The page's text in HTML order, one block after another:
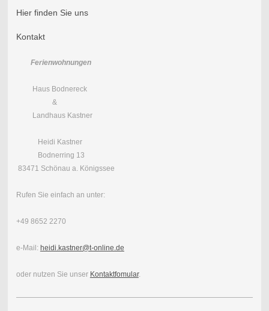
Hier finden Sie uns
Kontakt
Ferienwohnungen
Haus Bodnereck
&
Landhaus Kastner
Heidi Kastner
Bodnerring 13
83471 Schönau a. Königssee
Rufen Sie einfach an unter:
+49 8652 2270
e-Mail: heidi.kastner@t-online.de
oder nutzen Sie unser Kontaktfomular.